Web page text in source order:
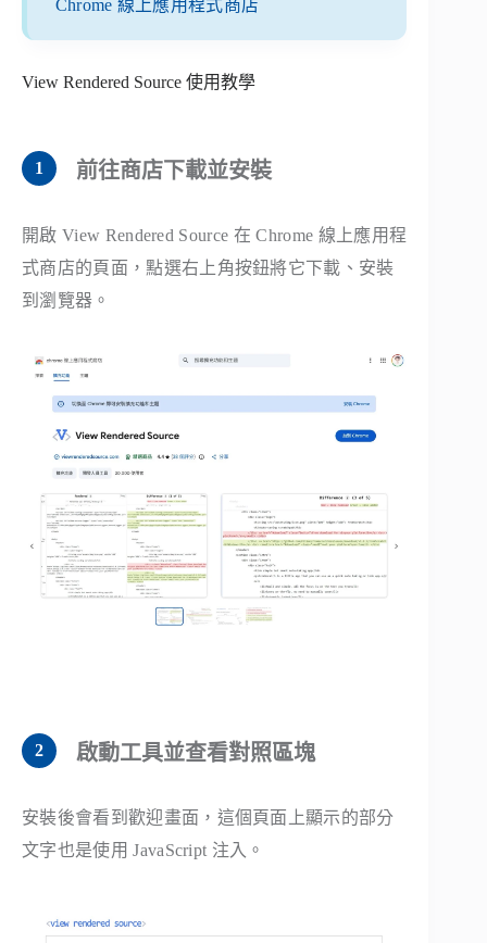
Chrome 線上應用程式商店
View Rendered Source 使用教學
前往商店下載並安裝
開啟 View Rendered Source 在 Chrome 線上應用程
式商店的頁面，點選右上角按鈕將它下載、安裝
到瀏覽器。
啟動工具並查看對照區塊
安裝後會看到歡迎畫面，這個頁面上顯示的部分
文字也是使用 JavaScript 注入。